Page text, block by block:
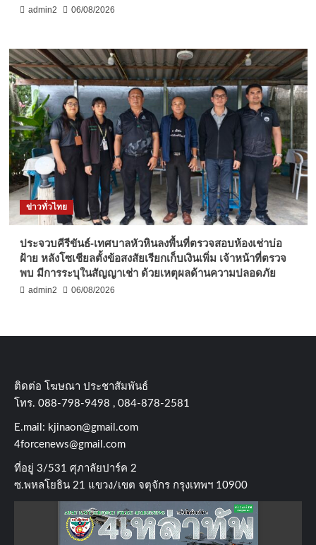
admin2 06/08/2026
ข่าวทั่วไทย
ประจวบคีรีขันธ์-เทศบาลหัวหินลงพื้นที่ตรวจสอบห้องเช่าบ่อ
ฝ้าย หลังโซเชียลตั้งข้อสงสัยเรียกเก็บเงินเพิ่ม เจ้าหน้าที่ตรวจ
พบ มีการระบุในสัญญาเช่า ด้วยเหตุผลด้านความปลอดภัย
admin2 06/08/2026
ติดต่อ​ โฆษณา​ ประชาสัมพันธ์
โทร​. 088-798-9498 , 084-878-2581
E.mail: kjinaon@gmail.com
4forcenews@gmail.com
ที่อยู่​ 3/531​ ศุภาลัยปาร์ค​ 2
ซ.พหลโยธิน​ 21​ แขวง/เขต​ จตุจักร​ กรุงเทพฯ 10900